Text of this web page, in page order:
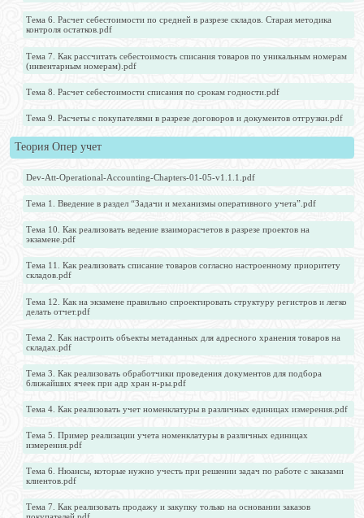
Тема 6. Расчет себестоимости по средней в разрезе складов. Старая методика
контроля остатков.pdf
Тема 7. Как рассчитать себестоимость списания товаров по уникальным номерам
(инвентарным номерам).pdf
Тема 8. Расчет себестоимости списания по срокам годности.pdf
Тема 9. Расчеты с покупателями в разрезе договоров и документов отгрузки.pdf
Теория Опер учет
Dev-Att-Operational-Accounting-Chapters-01-05-v1.1.1.pdf
Тема 1. Введение в раздел “Задачи и механизмы оперативного учета”.pdf
Тема 10. Как реализовать ведение взаиморасчетов в разрезе проектов на
экзамене.pdf
Тема 11. Как реализовать списание товаров согласно настроенному приоритету
складов.pdf
Тема 12. Как на экзамене правильно спроектировать структуру регистров и легко
делать отчет.pdf
Тема 2. Как настроить объекты метаданных для адресного хранения товаров на
складах.pdf
Тема 3. Как реализовать обработчики проведения документов для подбора
ближайших ячеек при адр хран н-ры.pdf
Тема 4. Как реализовать учет номенклатуры в различных единицах измерения.pdf
Тема 5. Пример реализации учета номенклатуры в различных единицах
измерения.pdf
Тема 6. Нюансы, которые нужно учесть при решении задач по работе с заказами
клиентов.pdf
Тема 7. Как реализовать продажу и закупку только на основании заказов